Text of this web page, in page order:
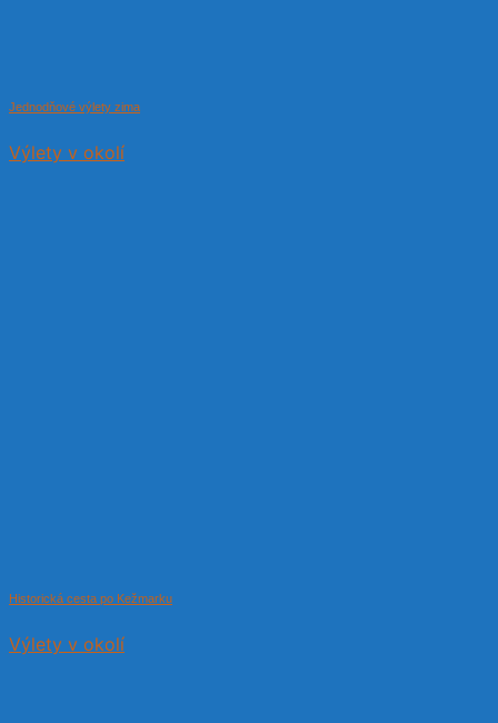
Jednodňové výlety zima
Výlety v okolí
Historická cesta po Kežmarku
Výlety v okolí